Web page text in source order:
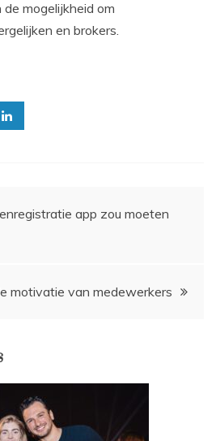
mogelijkheid om
en brokers.
app zou moeten
motivatie van medewerkers